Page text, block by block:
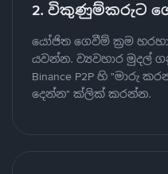
2. විකුණුම්කරුට
යෝජිත ගෙවීම් ක්‍රම
යවන්න. ව්‍යවහාර මුදල්
Binance P2P හි "මාරු
දෙන්න" ක්ලික් කරන්න.